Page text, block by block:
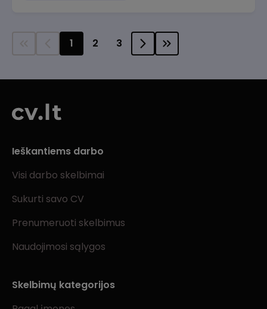
1 2 3
Ieškantiems darbo
Visi darbo skelbimai
Sukurti savo CV
Prenumeruoti skelbimus
Naudojimosi sąlygos
Skelbimų kategorijos